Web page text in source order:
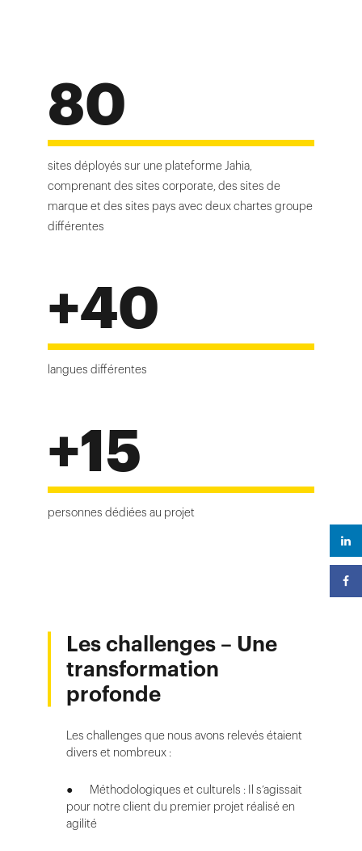
80
sites déployés sur une plateforme Jahia,
comprenant des sites corporate, des sites de
marque et des sites pays avec deux chartes groupe
différentes
+40
langues différentes
+15
personnes dédiées au projet
Les challenges – Une
transformation
profonde
Les challenges que nous avons relevés étaient
divers et nombreux :
● Méthodologiques et culturels : Il s’agissait
pour notre client du premier projet réalisé en
agilité